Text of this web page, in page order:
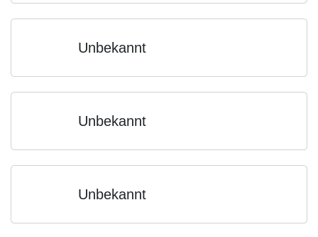
Unbekannt
Unbekannt
Unbekannt